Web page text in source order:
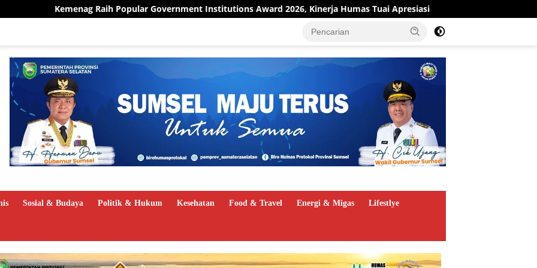
Raih Popular Government Institutions Award 2026, Kinerja Humas Tuai Apresiasi Pit Stop Kilang Plaju Berjalan,
Sosial & Budaya Politik & Hukum Kesehatan Food & Travel Energi & Migas Lifestlye